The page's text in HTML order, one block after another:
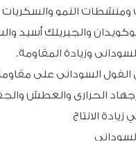
ومنشطات النمو
والجبريلك أسيد
وزيادة المقاومة.